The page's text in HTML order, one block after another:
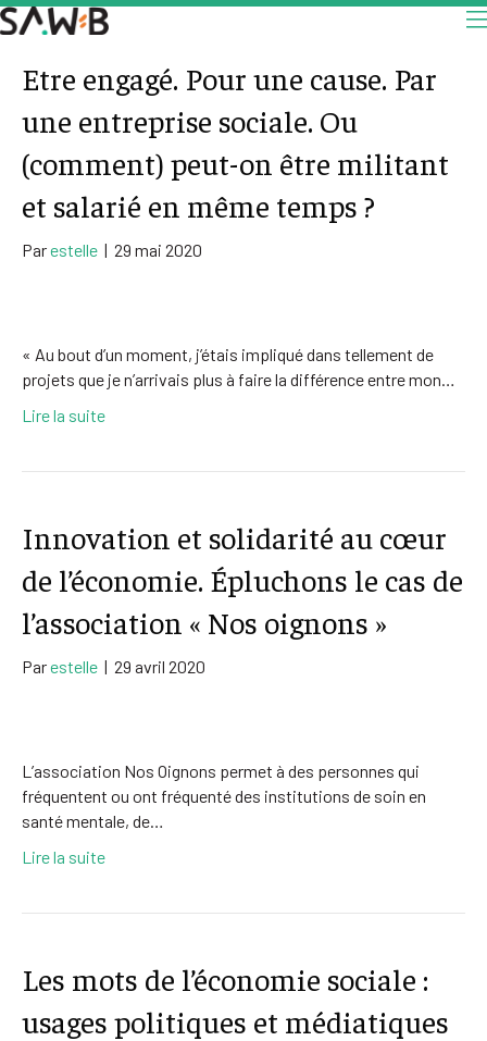
Etre engagé. Pour une cause. Par
une entreprise sociale. Ou
(comment) peut-on être militant
et salarié en même temps ?
Parestelle | 29 mai 2020
« Au bout d’un moment, j’étais impliqué dans tellement de
projets que je n’arrivais plus à faire la différence entre mon…
Lire la suite
Innovation et solidarité au cœur
de l’économie. Épluchons le cas de
l’association « Nos oignons »
Parestelle | 29 avril 2020
L’association Nos Oignons permet à des personnes qui
fréquentent ou ont fréquenté des institutions de soin en
santé mentale, de…
Lire la suite
Les mots de l’économie sociale :
usages politiques et médiatiques